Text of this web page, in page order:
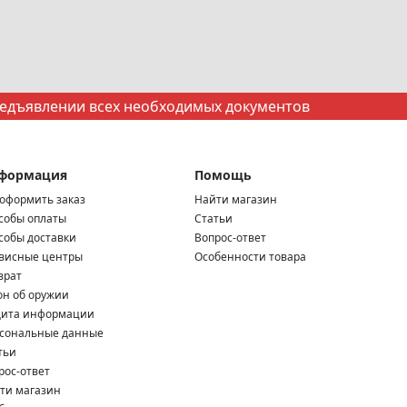
всех необходимых документов
заказ
оплаты
доставки
центры
об оружии
информации
данные
ответ
магазин
Помощь
Найти магазин
Статьи
Вопрос-ответ
Особенности товара